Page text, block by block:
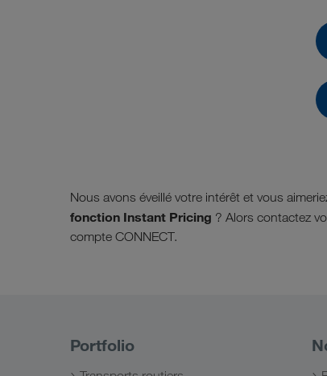
Nous avons éveillé votre intérêt et vous
fonction Instant Pricing ? Alors contactez
compte CONNECT.
Portfolio